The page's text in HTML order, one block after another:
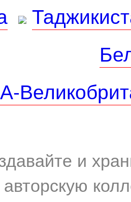
и
авторскую